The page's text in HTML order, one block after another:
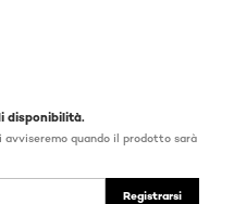
disponibilità.
quando il prodotto sarà
Registrarsi